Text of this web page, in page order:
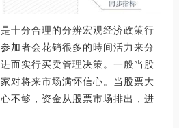
十分合理的分辨宏观经济政策行
加者会花销很多的時间活力来分
而实行买卖管理决策。一般当股
对将来市场满怀信心。当股票大
不够，资金从股票市场排出，进